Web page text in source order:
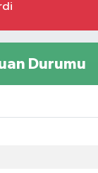
Durumu